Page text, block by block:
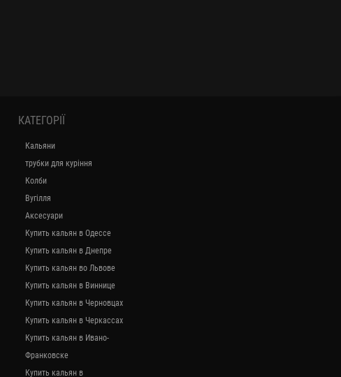
КАТЕГОРІЇ
Кальяни
трубки для куріння
Колби
Вугілля
Аксесуари
Купить кальян в Одессе
Купить кальян в Днепре
Купить кальян во Львове
Купить кальян в Виннице
Купить кальян в Черновцах
Купить кальян в Черкассах
Купить кальян в Ивано-
Франковске
Купить кальян в